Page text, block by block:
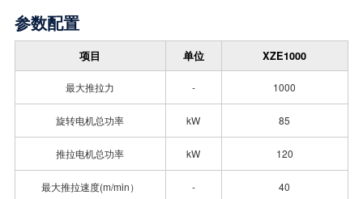
参数配置
项目 单位 XZE1000
最大推拉力 - 1000
旋转电机总功率 kW 85
推拉电机总功率 kW 120
最大推拉速度(m/min） - 40